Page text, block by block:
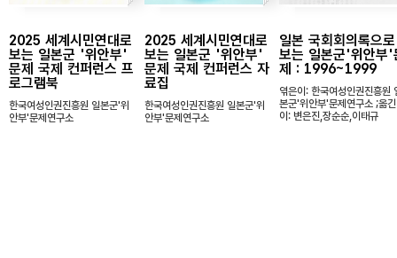
2025 세계시민연대로
보는 일본군 '위안부'
문제 국제 컨퍼런스 프
로그램북
한국여성인권진흥원 일본군'위
안부'문제연구소
2025 세계시민연대로
보는 일본군 '위안부'
문제 국제 컨퍼런스 자
료집
한국여성인권진흥원 일본군'위
안부'문제연구소
일본 국회회의록으로
보는 일본군'위안부'
제 : 1996~1999
엮은이: 한국여성인권진흥원
본군'위안부'문제연구소 ;옮긴
이: 변은진,장순순,이태규